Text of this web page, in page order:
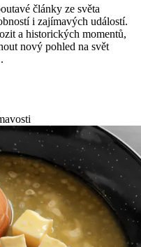
články ze světa
i zajímavých událostí.
a historických momentů,
nový pohled na svět